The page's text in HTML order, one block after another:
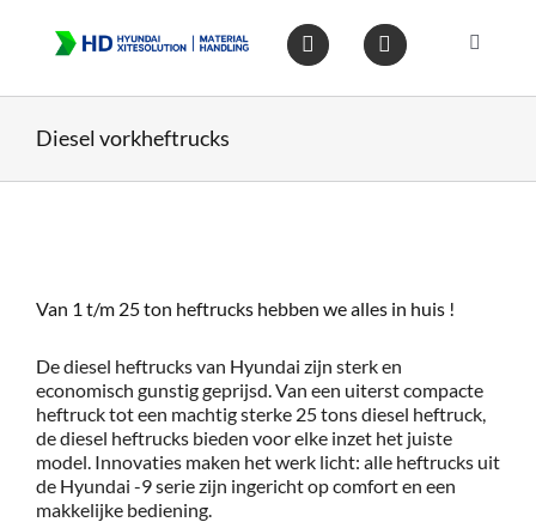
inhoud
Toggle
Diesel vorkheftrucks
Van 1 t/m 25 ton heftrucks hebben we alles in huis !
De diesel heftrucks van Hyundai zijn sterk en
economisch gunstig geprijsd. Van een uiterst compacte
heftruck tot een machtig sterke 25 tons diesel heftruck,
de diesel heftrucks bieden voor elke inzet het juiste
model. Innovaties maken het werk licht: alle heftrucks uit
de Hyundai -9 serie zijn ingericht op comfort en een
makkelijke bediening.